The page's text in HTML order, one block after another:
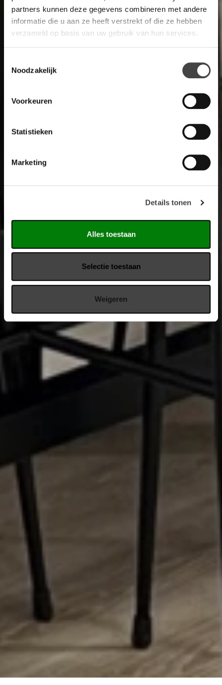
partners kunnen deze gegevens combineren met andere
informatie die u aan ze heeft verstrekt of die ze hebben
verzameld op basis van uw gebruik van hun services.
Noodzakelijk
Voorkeuren
Statistieken
Marketing
Details tonen
Alles toestaan
Selectie toestaan
Weigeren